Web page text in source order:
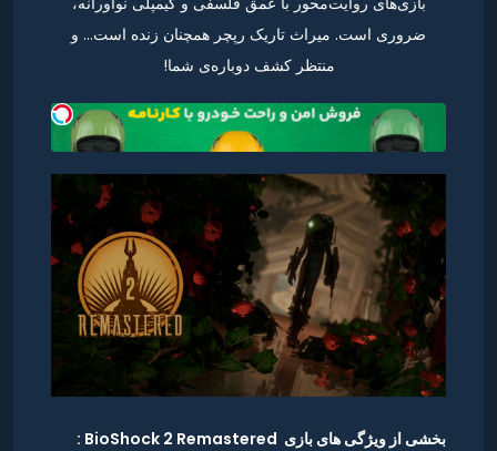
ضروری است. میراث تاریک رپچر همچنان زنده است… و
منتظر کشف دوباره‌ی شما!
بخشی از ویژگی های بازی BioShock 2 Remastered :